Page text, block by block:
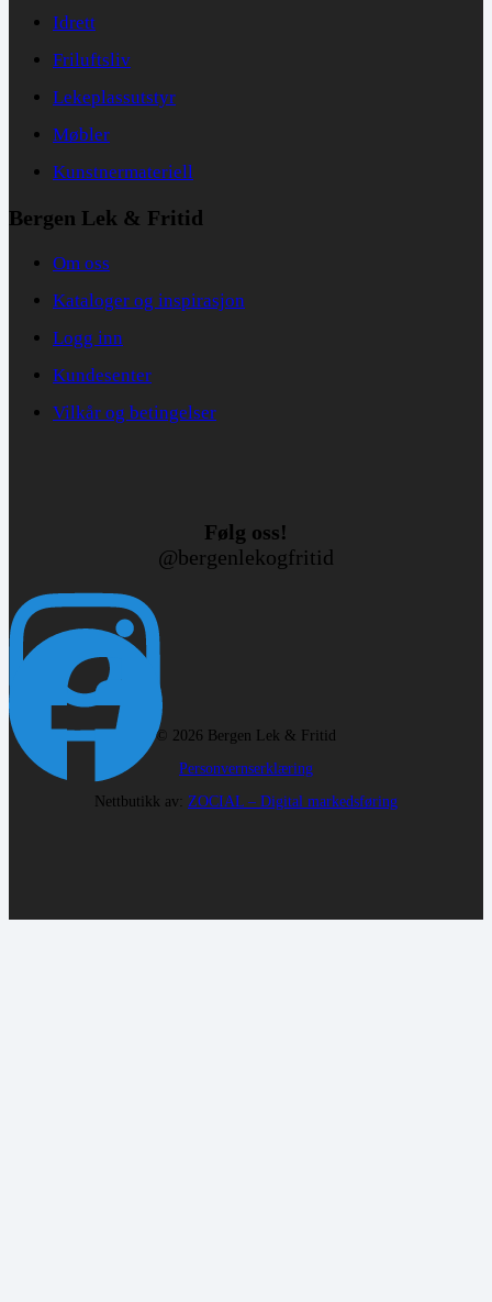
Idrett
Friluftsliv
Lekeplassutstyr
Møbler
Kunstnermateriell
Bergen Lek & Fritid
Om oss
Kataloger og inspirasjon
Logg inn
Kundesenter
Vilkår og betingelser
Følg oss!
@bergenlekogfritid
© 2026 Bergen Lek & Fritid
Personvernserklæring
Nettbutikk av: ZOCIAL – Digital markedsføring